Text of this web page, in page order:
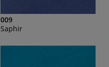
009
Saphir